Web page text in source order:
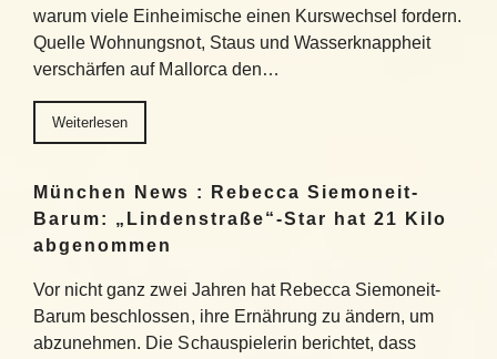
warum viele Einheimische einen Kurswechsel fordern.
Quelle Wohnungsnot, Staus und Wasserknappheit
verschärfen auf Mallorca den…
Weiterlesen
München News : Rebecca Siemoneit-
Barum: „Lindenstraße“-Star hat 21 Kilo
abgenommen
Vor nicht ganz zwei Jahren hat Rebecca Siemoneit-
Barum beschlossen, ihre Ernährung zu ändern, um
abzunehmen. Die Schauspielerin berichtet, dass